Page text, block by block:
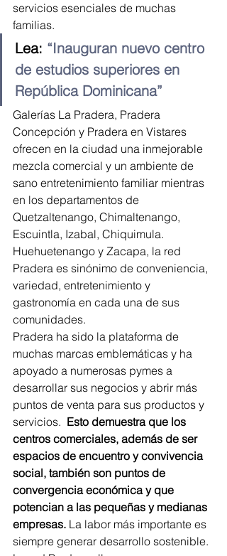
servicios esenciales de muchas
familias.
Lea: “Inauguran nuevo centro
de estudios superiores en
República Dominicana”
Galerías La Pradera, Pradera
Concepción y Pradera en Vistares
ofrecen en la ciudad una inmejorable
mezcla comercial y un ambiente de
sano entretenimiento familiar mientras
en los departamentos de
Quetzaltenango, Chimaltenango,
Escuintla, Izabal, Chiquimula.
Huehuetenango y Zacapa, la red
Pradera es sinónimo de conveniencia,
variedad, entretenimiento y
gastronomía en cada una de sus
comunidades.
Pradera ha sido la plataforma de
muchas marcas emblemáticas y ha
apoyado a numerosas pymes a
desarrollar sus negocios y abrir más
puntos de venta para sus productos y
servicios. Esto demuestra que los
centros comerciales, además de ser
espacios de encuentro y convivencia
social, también son puntos de
convergencia económica y que
potencian a las pequeñas y medianas
empresas. La labor más importante es
siempre generar desarrollo sostenible.